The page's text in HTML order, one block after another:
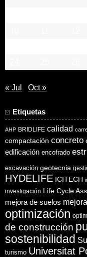
« Jul Oct »
Etiquetas
AHP BRIDLIFE calidad
compactación concreto
edificación encofrado
excavación geotecnia
HYDELIFE ICITECH
investigación Life Cycle
mejora de suelos
optimización
de construcción
sostenibilidad
turismo Universitat